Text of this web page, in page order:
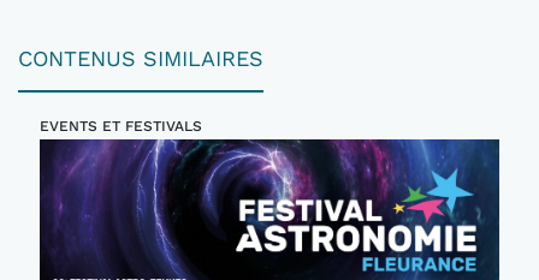
CONTENUS SIMILAIRES
EVENTS ET FESTIVALS